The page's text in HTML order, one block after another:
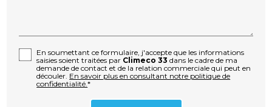
En soumettant ce formulaire, j'accepte que les informations
saisies soient traitées par Climeco 33 dans le cadre de ma
demande de contact et de la relation commerciale qui peut en
découler. En savoir plus en consultant notre politique de
confidentialité.*